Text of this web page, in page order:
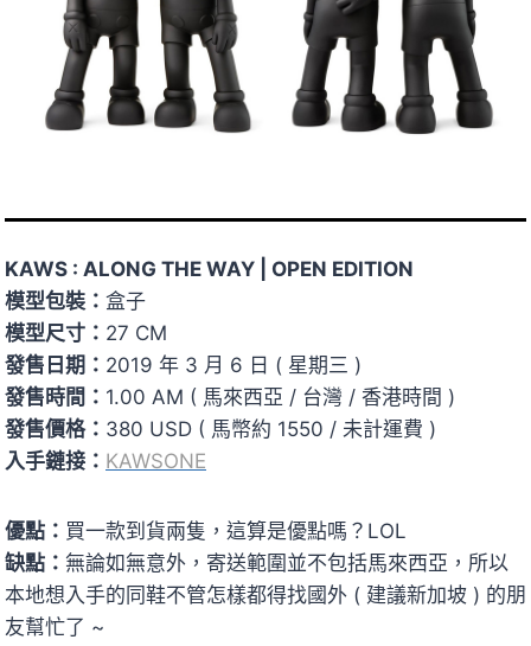
KAWS : ALONG THE WAY | OPEN EDITION
模型包裝： 盒子
模型尺寸： 27 CM
發售日期： 2019 年 3 月 6 日 ( 星期三 )
發售時間： 1.00 AM ( 馬來西亞 / 台灣 / 香港時間 )
發售價格： 380 USD ( 馬幣約 1550 / 未計運費 )
入手鏈接： KAWSONE
優點： 買一款到貨兩隻，這算是優點嗎？LOL
缺點： 無論如無意外，寄送範圍並不包括馬來西亞，所以
本地想入手的同鞋不管怎樣都得找國外 ( 建議新加坡 ) 的朋
友幫忙了 ~